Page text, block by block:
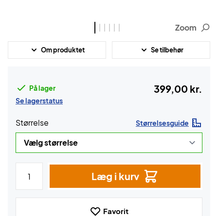
Zoom
Om produktet Se tilbehør
På lager
Se lagerstatus
399,00 kr.
Størrelse Størrelsesguide
Læg i kurv
Favorit